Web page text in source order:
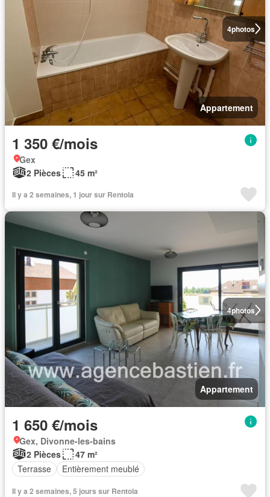
4photos
Appartement
1 350 €/mois
Gex
2 Pièces
45 m²
Il y a 2 semaines, 1 jour sur Rentola
4photos
Appartement
1 650 €/mois
Gex, Divonne-les-bains
2 Pièces
47 m²
Terrasse
Entièrement meublé
Il y a 2 semaines, 5 jours sur Rentola